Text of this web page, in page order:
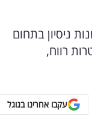
על הצטרפותה של נורה ברגר לצוות ההנהלה הבכיר. באמתחתה יותר מ-25 שנות ניסיון בתחום
רווח,
עקבו אחרינו בגוגל